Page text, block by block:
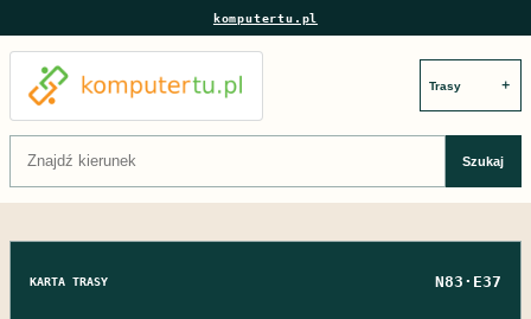
komputertu.pl
＋
Szukaj:
Szukaj
KARTA TRASY N83·E37